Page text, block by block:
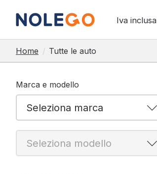
Iva inclusa
Home / Tutte le auto
Marca e modello